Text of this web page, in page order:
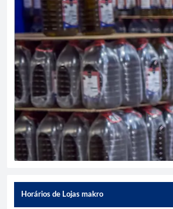
Horários de Lojas makro